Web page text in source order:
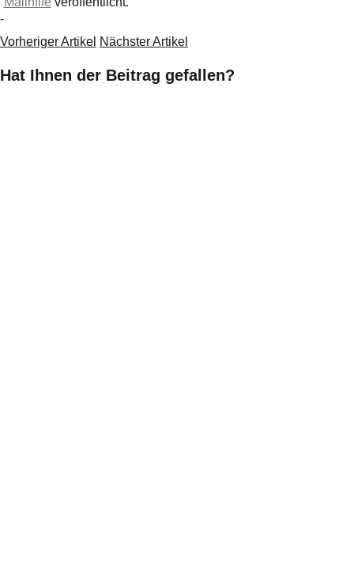
-
Vorheriger Artikel Nächster Artikel
Hat Ihnen der Beitrag gefallen?